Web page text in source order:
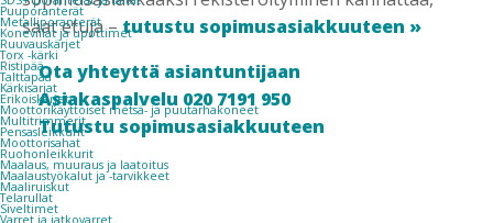
Puuporanterät
Metalliporanterät
Koneviilat ja upottimet
Ruuvauskärjet
Torx -kärki
Ristipää
Talttapää
Kärkisarjat
Erikoiskärjet
Moottorikäyttöiset metsä- ja puutarhakoneet
Multitrimmerit
Pensasleikkurit
Moottorisahat
Ruohonleikkurit
Maalaus, muuraus ja laatoitus
Maalaustyökalut ja -tarvikkeet
Maaliruiskut
Telarullat
Siveltimet
Varret ja jatkovarret
saat etuja –tutustu sopimusasiakkuuteen »
Ota yhteyttä asiantuntijaan
Asiakaspalvelu 020 7191 950
Tutustu sopimusasiakkuuteen